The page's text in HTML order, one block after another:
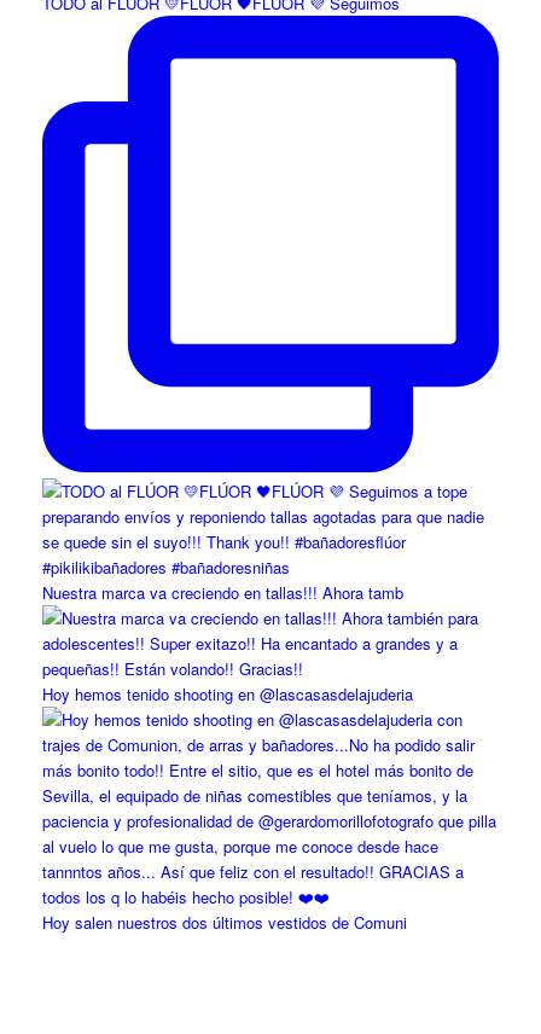
Nuestra marca va creciendo en tallas!!! Ahora tamb
Hoy hemos tenido shooting en @lascasasdelajuderia
Hoy salen nuestros dos últimos vestidos de Comuni